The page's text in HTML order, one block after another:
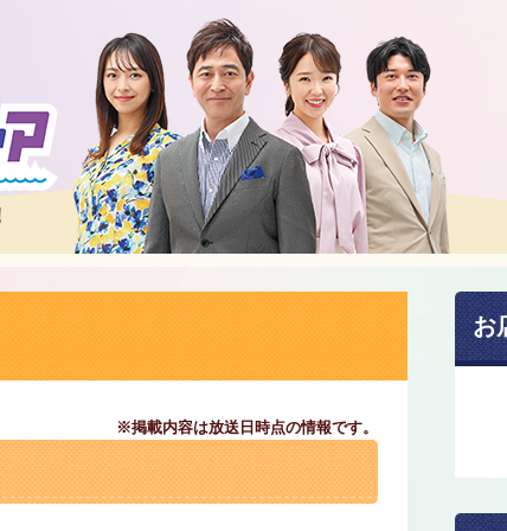
※掲載内容は放送日時点の情報です。
お